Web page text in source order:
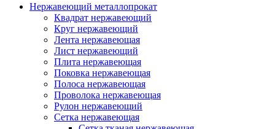
Нержавеющий металлопрокат
Квадрат нержавеющий
Круг нержавеющий
Лента нержавеющая
Лист нержавеющий
Плита нержавеющая
Поковка нержавеющая
Полоса нержавеющая
Проволока нержавеющая
Рулон нержавеющий
Сетка нержавеющая